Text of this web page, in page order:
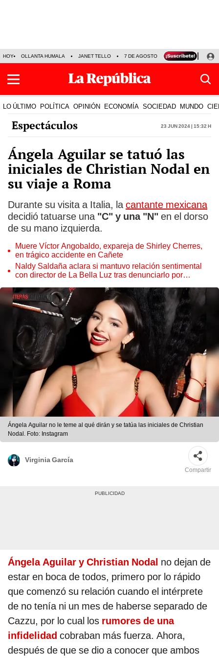
HOY OLLANTA HUMALA JANET TELLO 7 DE AGOSTO TINKA RESULTADOS
LO ÚLTIMO POLÍTICA OPINIÓN ECONOMÍA SOCIEDAD MUNDO
Espectáculos 23 Jun 2024 | 15:32 h
Ángela Aguilar se tatuó las
iniciales de Christian Nodal en
su viaje a Roma
Durante su visita a Italia, la cantante mexicana
decidió tatuarse una "C" y una "N" en el dorso
de su mano izquierda.
Muere Víctor Angobaldo, expareja de Shirley Cherres,
en trágico accidente en Cañete
Naldy Saldaña aclara si mantuvo relación sentimental
con director de La Bella Luz tras denunciarlo por
Ángela Aguilar no le teme al qué dirán y se tatúa las iniciales de Christian
Nodal. Foto: Instagram
Virginia García
Compartir
Ángela Aguilar y Christian Nodal no dejan de
estar en boca de todos, primero por lo rápido
que comenzó su relación cuando el intérprete
de no tenía ni un mes de haberse separado de
Cazzu, por lo cual los rumores de una
infidelidad cobraban más fuerza. Ahora,
después de que se dio a conocer que ambos